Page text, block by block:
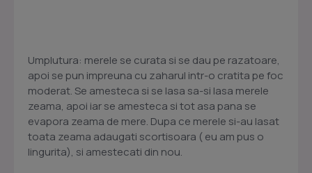
Umplutura: merele se curata si se dau pe razatoare,
apoi se pun impreuna cu zaharul intr-o cratita pe foc
moderat. Se amesteca si se lasa sa-si lasa merele
zeama, apoi iar se amesteca si tot asa pana se
evapora zeama de mere. Dupa ce merele si-au lasat
toata zeama adaugati scortisoara ( eu am pus o
lingurita), si amestecati din nou.